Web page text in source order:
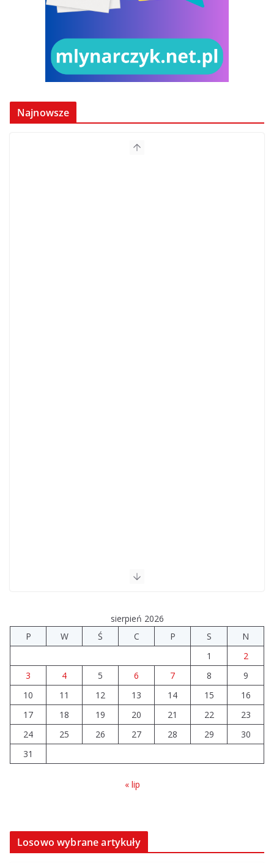
Najnowsze
sierpień 2026
P
W Ś C P S
N
1
2
3
4 5 6 7 8
9
10
11 12 13 14 15
16
17
18 19 20 21 22
23
24
25 26 27 28 29
30
31
« lip
Losowo wybrane artykuły